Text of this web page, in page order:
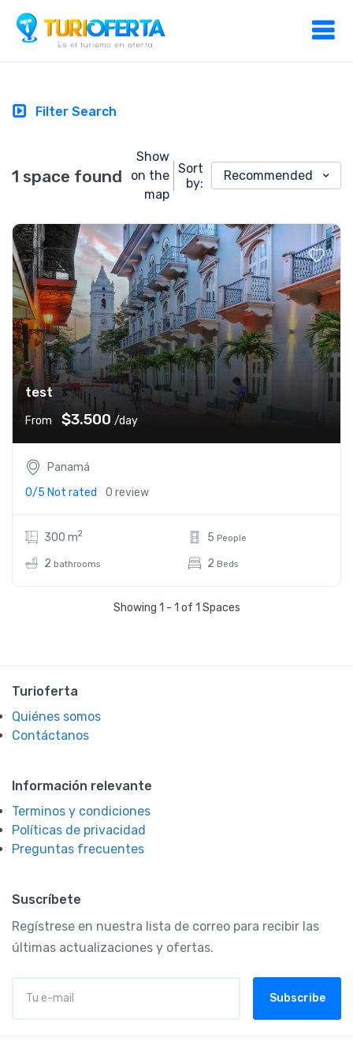
Filter Search
1 space found
Show
on the
map
Sort
by:
Recommended
test
From $3.500 /day
Panamá
0/5 Not rated 0 review
300 m2
2 bathrooms
5 People
2 Beds
Showing 1 - 1 of 1 Spaces
Turioferta
Quiénes somos
Contáctanos
Información relevante
Terminos y condiciones
Políticas de privacidad
Preguntas frecuentes
Suscríbete
Regístrese en nuestra lista de correo para recibir las
últimas actualizaciones y ofertas.
Subscribe